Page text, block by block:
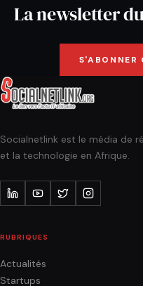
La newsletter
S'ABONNER
Socialnetlink est le média de
et la technologie en Afrique.
RUBRIQUES
Actualités
Startups